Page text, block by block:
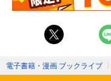
電子書籍・漫画 ブックライブ 〉